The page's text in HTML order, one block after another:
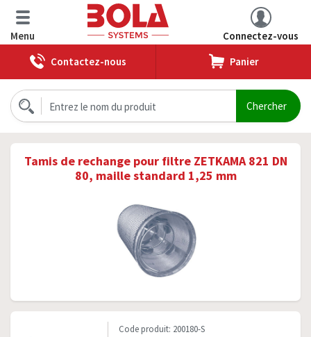
Menu
Connectez-vous
Contactez-nous
Panier
Tamis de rechange pour filtre ZETKAMA 821 DN
80, maille standard 1,25 mm
Code produit: 200180-S